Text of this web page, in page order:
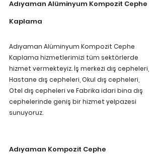
Adıyaman Alüminyum Kompozit Cephe
Kaplama
Adıyaman Alüminyum Kompozit Cephe
Kaplama hizmetlerimizi tüm sektörlerde
hizmet vermekteyiz. İş merkezi dış cepheleri,
Hastane dış cepheleri, Okul dış cepheleri,
Otel dış cepheleri ve Fabrika idari bina dış
cephelerinde geniş bir hizmet yelpazesi
sunuyoruz.
Adıyaman Kompozit Cephe